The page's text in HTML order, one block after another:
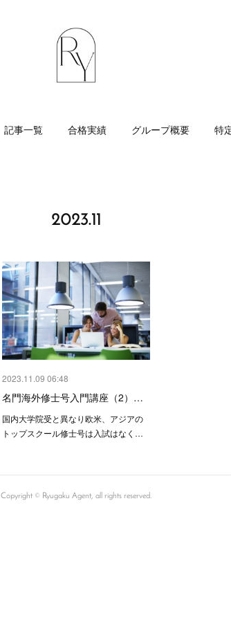
記事一覧 合格実績 グループ概要 特
2023.11
2023.11.09 06:48
名門海外修士号入門講座（2）…
国内大学院受と異なり欧米、アジアの
トップスクール修士号は入試はなく…
Copyright ©︎ Ryugaku Agent, all rights reserved.